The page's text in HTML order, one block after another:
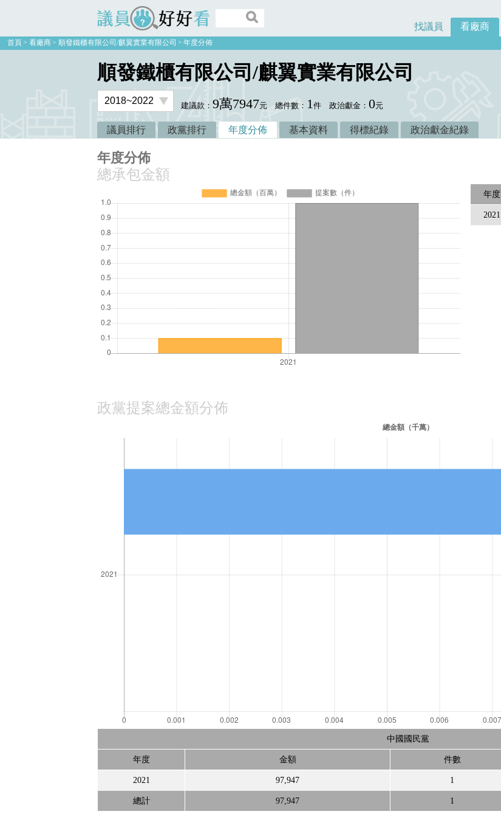
議員好好看
找議員 看廠商
首頁 看廠商 順發鐵櫃有限公司/麒翼實業有限公司 年度分佈
順發鐵櫃有限公司/麒翼實業有限公司
建議款：9萬7947元 總件數： 1件 政治獻金：0元
議員排行 政黨排行 年度分佈 基本資料 得標紀錄 政治獻金紀錄
年度分佈
總承包金額
年度
2021
政黨提案總金額分佈
中國國民黨
年度 金額 件數
2021 97,947 1
總計 97,947 1